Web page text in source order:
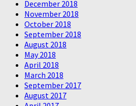
December 2018
November 2018
October 2018
September 2018
August 2018
May 2018
April 2018
March 2018
September 2017
August 2017